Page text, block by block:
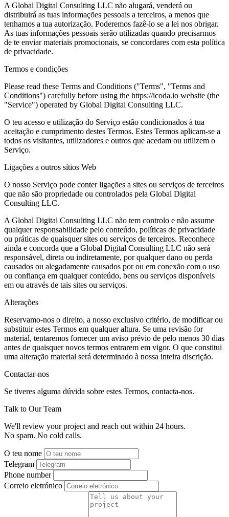
A Global Digital Consulting LLC não alugará, venderá ou
distribuirá as tuas informações pessoais a terceiros, a menos que
tenhamos a tua autorização. Poderemos fazê-lo se a lei nos obrigar.
As tuas informações pessoais serão utilizadas quando precisarmos
de te enviar materiais promocionais, se concordares com esta política
de privacidade.
Termos e condições
Please read these Terms and Conditions ("Terms", "Terms and
Conditions") carefully before using the https://icoda.io website (the
"Service") operated by Global Digital Consulting LLC.
O teu acesso e utilização do Serviço estão condicionados à tua
aceitação e cumprimento destes Termos. Estes Termos aplicam-se a
todos os visitantes, utilizadores e outros que acedam ou utilizem o
Serviço.
Ligações a outros sítios Web
O nosso Serviço pode conter ligações a sites ou serviços de terceiros
que não são propriedade ou controlados pela Global Digital
Consulting LLC.
A Global Digital Consulting LLC não tem controlo e não assume
qualquer responsabilidade pelo conteúdo, políticas de privacidade
ou práticas de quaisquer sites ou serviços de terceiros. Reconhece
ainda e concorda que a Global Digital Consulting LLC não será
responsável, direta ou indiretamente, por qualquer dano ou perda
causados ou alegadamente causados por ou em conexão com o uso
ou confiança em qualquer conteúdo, bens ou serviços disponíveis
em ou através de tais sites ou serviços.
Alterações
Reservamo-nos o direito, a nosso exclusivo critério, de modificar ou
substituir estes Termos em qualquer altura. Se uma revisão for
material, tentaremos fornecer um aviso prévio de pelo menos 30 dias
antes de quaisquer novos termos entrarem em vigor. O que constitui
uma alteração material será determinado à nossa inteira discrição.
Contactar-nos
Se tiveres alguma dúvida sobre estes Termos, contacta-nos.
Talk to Our Team
We'll review your project and reach out within 24 hours.
No spam. No cold calls.
O teu nome
Telegram
Phone number
Correio eletrónico